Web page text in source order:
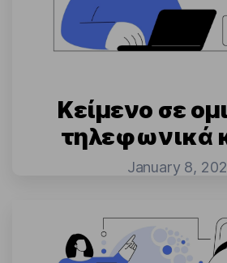
Κείμενο σε
τηλεφωνικά
January 8,